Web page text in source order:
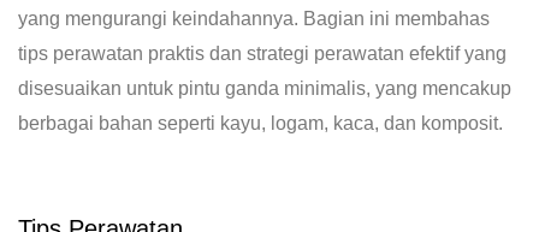
yang mengurangi keindahannya. Bagian ini membahas
tips perawatan praktis dan strategi perawatan efektif yang
disesuaikan untuk pintu ganda minimalis, yang mencakup
berbagai bahan seperti kayu, logam, kaca, dan komposit.